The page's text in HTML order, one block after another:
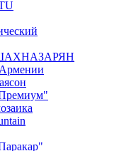
ШАХНАЗАРЯН